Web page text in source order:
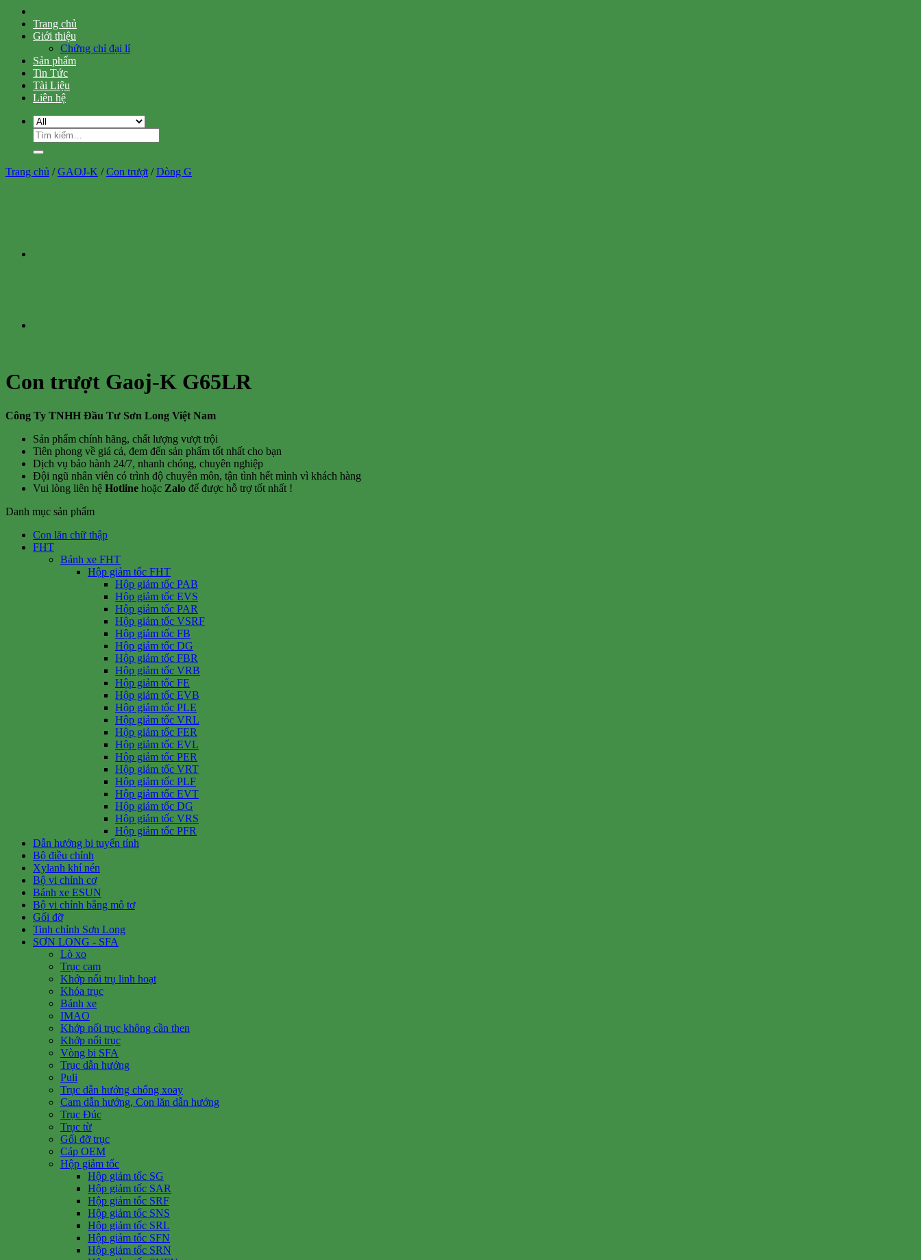
Trang chủ
Giới thiệu
Chứng chỉ đại lí
Sản phẩm
Tin Tức
Tài Liệu
Liên hệ
Tìm
kiếm:
Trang chủ / GAOJ-K / Con trượt / Dòng G
Con trượt Gaoj-K G65LR
Công Ty TNHH Đầu Tư Sơn Long Việt Nam
Sản phẩm chính hãng, chất lượng vượt trội
Tiên phong về giá cả, đem đến sản phẩm tốt nhất cho bạn
Dịch vụ bảo hành 24/7, nhanh chóng, chuyên nghiệp
Đội ngũ nhân viên có trình độ chuyên môn, tận tình hết mình vì khách hàng
Vui lòng liên hệ Hotline hoặc Zalo để được hỗ trợ tốt nhất !
Danh mục sản phẩm
Con lăn chữ thập
FHT
Bánh xe FHT
Hộp giảm tốc FHT
Hộp giảm tốc PAB
Hộp giảm tốc EVS
Hộp giảm tốc PAR
Hộp giảm tốc VSRF
Hộp giảm tốc FB
Hộp giảm tốc DG
Hộp giảm tốc FBR
Hộp giảm tốc VRB
Hộp giảm tốc FE
Hộp giảm tốc EVB
Hộp giảm tốc PLE
Hộp giảm tốc VRL
Hộp giảm tốc FER
Hộp giảm tốc EVL
Hộp giảm tốc PER
Hộp giảm tốc VRT
Hộp giảm tốc PLF
Hộp giảm tốc EVT
Hộp giảm tốc DG
Hộp giảm tốc VRS
Hộp giảm tốc PFR
Dẫn hướng bi tuyến tính
Bộ điều chỉnh
Xylanh khí nén
Bộ vi chỉnh cơ
Bánh xe ESUN
Bộ vi chỉnh bằng mô tơ
Gối đỡ
Tinh chỉnh Sơn Long
SƠN LONG - SFA
Lò xo
Trục cam
Khớp nối trụ linh hoạt
Khóa trục
Bánh xe
IMAO
Khớp nối trục không cần then
Khớp nối trục
Vòng bi SFA
Trục dẫn hướng
Puli
Trục dẫn hướng chống xoay
Cam dẫn hướng, Con lăn dẫn hướng
Trục Đúc
Trục từ
Gối đỡ trục
Cáp OEM
Hộp giảm tốc
Hộp giảm tốc SG
Hộp giảm tốc SAR
Hộp giảm tốc SRF
Hộp giảm tốc SNS
Hộp giảm tốc SRL
Hộp giảm tốc SFN
Hộp giảm tốc SRN